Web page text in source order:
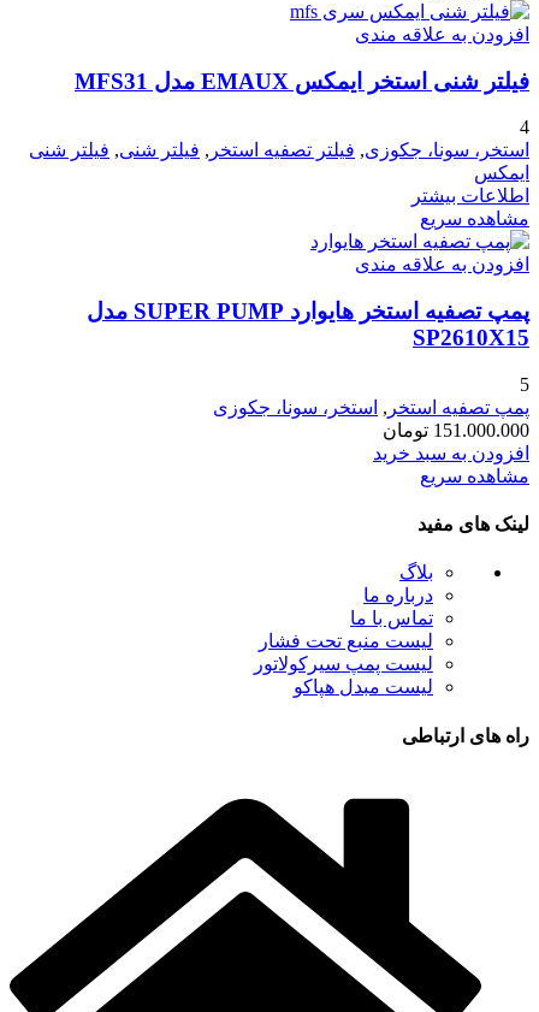
افزودن به علاقه مندی
فیلتر شنی استخر ایمکس EMAUX مدل MFS31
4
استخر، سونا، جکوزی, فیلتر تصفیه استخر , فیلتر شنی, فیلتر شنی
ایمکس
اطلاعات بیشتر
مشاهده سریع
افزودن به علاقه مندی
پمپ تصفیه استخر هایوارد SUPER PUMP مدل
SP2610X15
5
پمپ تصفیه استخر , استخر، سونا، جکوزی
151.000.000 تومان
افزودن به سبد خرید
مشاهده سریع
لینک های مفید
بلاگ
درباره ما
تماس با ما
لیست منبع تحت فشار
لیست پمپ سیرکولاتور
لیست مبدل هپاکو
راه های ارتباطی